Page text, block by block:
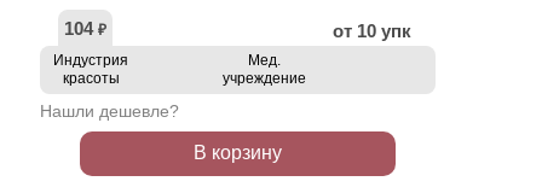
104 ₽ от 10 упк
Индустрия
красоты
Мед.
учреждение
Нашли дешевле?
В корзину